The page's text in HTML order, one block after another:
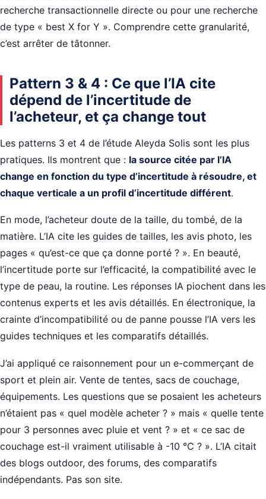
recherche transactionnelle directe ou pour une recherche
de type « best X for Y ». Comprendre cette granularité,
c’est arrêter de tâtonner.
Pattern 3 & 4 : Ce que l’IA cite
dépend de l’incertitude de
l’acheteur, et ça change tout
Les patterns 3 et 4 de l’étude Aleyda Solis sont les plus
pratiques. Ils montrent que : la source citée par l’IA
change en fonction du type d’incertitude à résoudre, et
chaque verticale a un profil d’incertitude différent.
En mode, l’acheteur doute de la taille, du tombé, de la
matière. L’IA cite les guides de tailles, les avis photo, les
pages « qu’est-ce que ça donne porté ? ». En beauté,
l’incertitude porte sur l’efficacité, la compatibilité avec le
type de peau, la routine. Les réponses IA piochent dans les
contenus experts et les avis détaillés. En électronique, la
crainte d’incompatibilité ou de panne pousse l’IA vers les
guides techniques et les comparatifs détaillés.
J’ai appliqué ce raisonnement pour un e-commerçant de
sport et plein air. Vente de tentes, sacs de couchage,
équipements. Les questions que se posaient les acheteurs
n’étaient pas « quel modèle acheter ? » mais « quelle tente
pour 3 personnes avec pluie et vent ? » et « ce sac de
couchage est-il vraiment utilisable à -10 °C ? ». L’IA citait
des blogs outdoor, des forums, des comparatifs
indépendants. Pas son site.